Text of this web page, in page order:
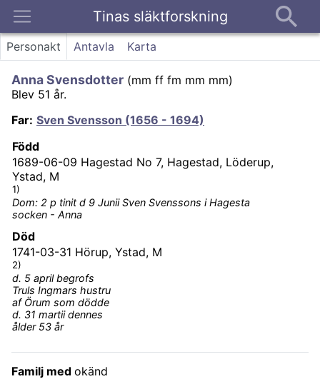
Tinas släktforskning
Kontakt
Personakt Antavla Karta
Anna Svensdotter (mm ff fm mm mm)
Blev 51 år.
Far: Sven Svensson (1656 - 1694)
Född
1689-06-09 Hagestad No 7, Hagestad, Löderup,
Ystad, M
1)
Dom: 2 p tinit d 9 Junii Sven Svenssons i Hagesta
socken - Anna
Död
1741-03-31 Hörup, Ystad, M
2)
d. 5 april begrofs
Truls Ingmars hustru
af Örum som dödde
d. 31 martii dennes
ålder 53 år
Familj med okänd